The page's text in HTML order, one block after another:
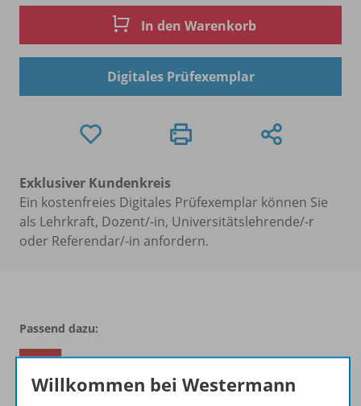
In den Warenkorb
Digitales Prüfexemplar
Exklusiver Kundenkreis
Ein kostenfreies Digitales Prüfexemplar können Sie
als Lehrkraft, Dozent/-in, Universitätslehrende/-r
oder Referendar/-in anfordern.
Passend dazu:
Willkommen bei Westermann